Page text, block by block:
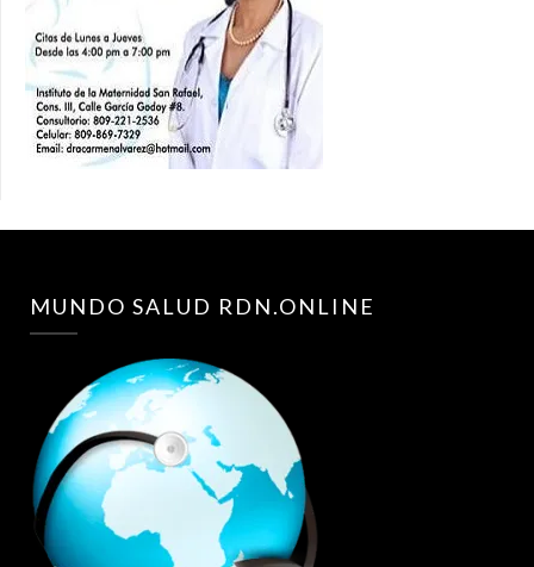
MUNDO SALUD RDN.ONLINE